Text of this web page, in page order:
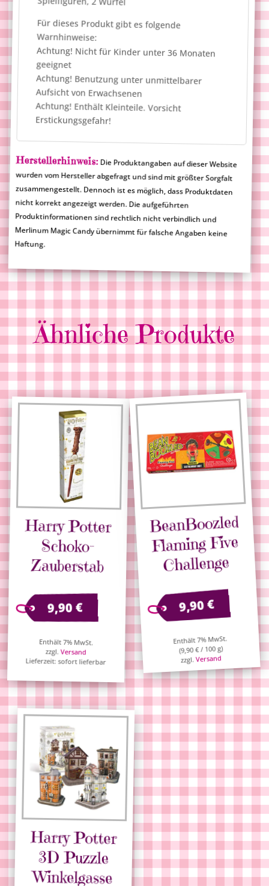
Für dieses Produkt gibt es folgende
Warnhinweise:
Achtung! Nicht für Kinder unter 36 Monaten
geeignet
Achtung! Benutzung unter unmittelbarer
Aufsicht von Erwachsenen
Achtung! Enthält Kleinteile. Vorsicht
Erstickungsgefahr!
Herstellerhinweis:Die Produktangaben auf dieser Website
wurden vom Hersteller abgefragt und sind mit größter Sorgfalt
zusammengestellt. Dennoch ist es möglich, dass Produktdaten
nicht korrekt angezeigt werden. Die aufgeführten
Produktinformationen sind rechtlich nicht verbindlich und
Merlinum Magic Candy übernimmt für falsche Angaben keine
Haftung.
Ähnliche Produkte
Harry Potter
Schoko-
Zauberstab
9,90€
Enthält 7% MwSt.
zzgl.Versand
Lieferzeit: sofort lieferbar
BeanBoozled
Flaming Five
Challenge
9,90€
Enthält 7% MwSt.
(9,90€/ 100 g)
zzgl.Versand
Harry Potter
3D Puzzle
Winkelgasse